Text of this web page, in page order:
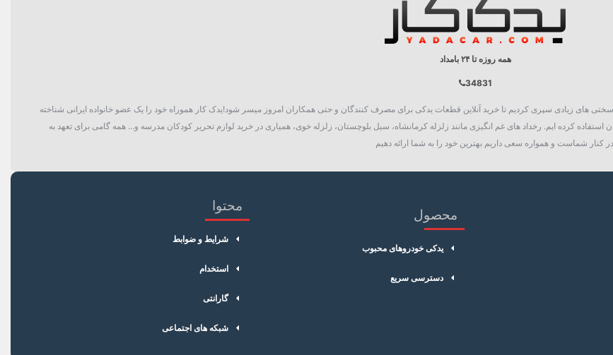
همه روزه تا ۲۴ بامداد
34831
نمود، چالش ها و سختی های زیادی سپری کردیم تا خرید آنلاین قطعات یدکی برای مصرف کنندگان و حتی همکاران امروز میسر شود!یدک کار هموراه خود را یک عضو خانواده ایرانی شناخته
کرده ایم. رخداد های غم انگیزی مانند زلزله کرمانشاه، سیل بلوچستان، زلزله خوی، همیاری در خرید لوازم تحریر کودکان مدرسه و... همه گامی برای تعهد به
شماست و همواره سعی داریم بهترین خود را به شما ارائه دهیم
محصول
یدکی خودروهای محبوب
دسترسی سریع
محتوا
شرایط و ضوابط
استخدام
گارانتی
شبکه های اجتماعی